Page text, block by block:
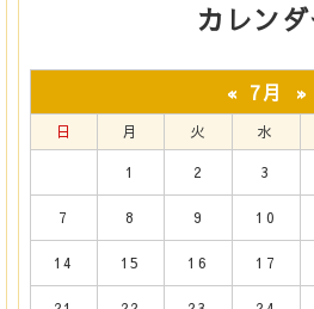
カレンダ
« 7月 »
日 月 火 水
1 2 3
7 8 9 10
14 15 16 17